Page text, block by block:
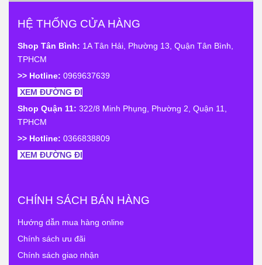
HỆ THỐNG CỬA HÀNG
Shop Tân Bình: 1A Tân Hải, Phường 13, Quận Tân Bình,
TPHCM
>> Hotline: 0969637639
XEM ĐƯỜNG ĐI
Shop Quận 11: 322/8 Minh Phụng, Phường 2, Quận 11,
TPHCM
>> Hotline: 0366838809
XEM ĐƯỜNG ĐI
CHÍNH SÁCH BÁN HÀNG
Hướng dẫn mua hàng online
Chính sách ưu đãi
Chính sách giao nhận